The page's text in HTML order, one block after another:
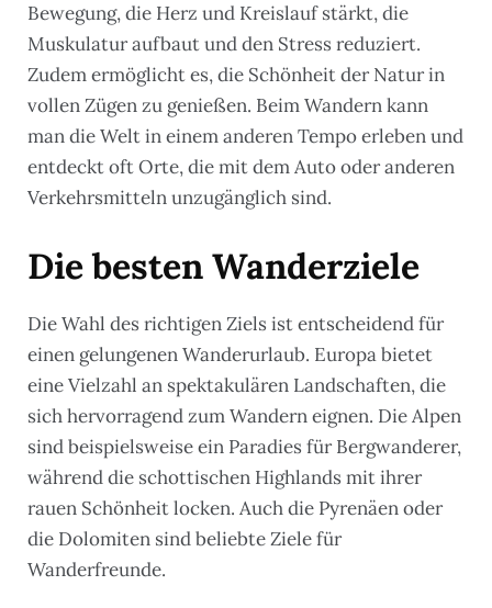
Bewegung, die Herz und Kreislauf stärkt, die
Muskulatur aufbaut und den Stress reduziert.
Zudem ermöglicht es, die Schönheit der Natur in
vollen Zügen zu genießen. Beim Wandern kann
man die Welt in einem anderen Tempo erleben und
entdeckt oft Orte, die mit dem Auto oder anderen
Verkehrsmitteln unzugänglich sind.
Die besten Wanderziele
Die Wahl des richtigen Ziels ist entscheidend für
einen gelungenen Wanderurlaub. Europa bietet
eine Vielzahl an spektakulären Landschaften, die
sich hervorragend zum Wandern eignen. Die Alpen
sind beispielsweise ein Paradies für Bergwanderer,
während die schottischen Highlands mit ihrer
rauen Schönheit locken. Auch die Pyrenäen oder
die Dolomiten sind beliebte Ziele für
Wanderfreunde.